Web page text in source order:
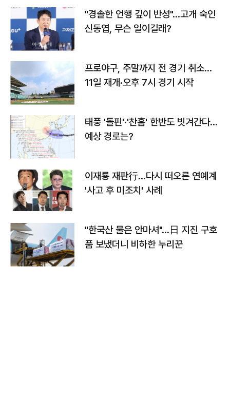
"경솔한 언행 깊이 반성"…고개 숙인
신동엽, 무슨 일이길래?
프로야구, 주말까지 전 경기 취소…
11일 재개·오후 7시 경기 시작
태풍 '돌핀'·'찬홈' 한반도 빗겨간다…
예상 경로는?
이재룡 재판行…다시 떠오른 연예계
'사고 후 미조치' 사례
"한국산 물은 안마셔"…日 지진 구호
품 보냈더니 비하한 누리꾼